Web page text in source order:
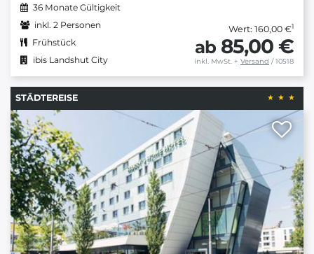
36 Monate Gültigkeit
inkl. 2 Personen
Frühstück
ibis Landshut City
Wert: 160,00 €1
ab 85,00 €
inkl. MwSt. + Versand / 10518
STÄDTEREISE